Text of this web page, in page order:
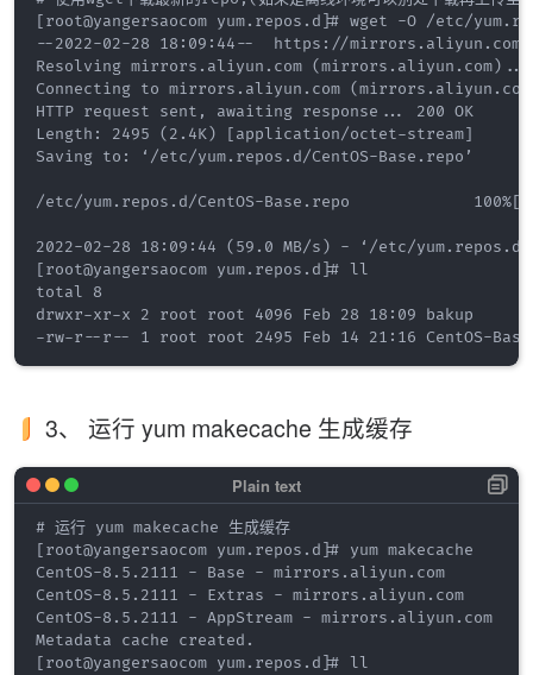
[root@yangersaocom yum.repos.d]# wget -O /etc/
--2022-02-28 18:09:44--  https://mirrors.aliyun.com/
Resolving mirrors.aliyun.com
Connecting to mirrors.aliyun.com
HTTP request sent, awaiting response... 200 OK
Length: 2495 (2.4K) [application/octet-stream]
Saving to: ‘/etc/yum.repos.d/CentOS-Base.repo’
/etc/yum.repos.d/CentOS-Base.repo
2022-02-28 18:09:44 (59.0 MB/s) - ‘/etc/yum.repos.d/
[root@yangersaocom yum.repos.d]# ll
total 8
drwxr-xr-x 2 root root 4096 Feb 28 18:09 bakup
3、 运行 yum makecache 生成缓存
# 运行 yum makecache 生成缓存
[root@yangersaocom yum.repos.d]# yum makecache
CentOS-8.5.2111 - Base -
CentOS-8.5.2111 - Extras -
CentOS-8.5.2111 - AppStream -
Metadata cache created.
[root@yangersaocom yum.repos.d]# ll